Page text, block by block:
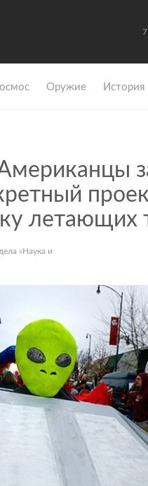
7
Оружие История
летающих
«Наука и